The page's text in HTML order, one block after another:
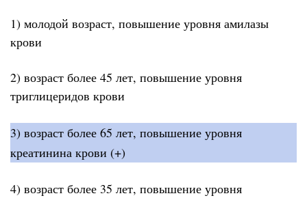
1) молодой возраст, повышение уровня амилазы
крови
2) возраст более 45 лет, повышение уровня
триглицеридов крови
3) возраст более 65 лет, повышение уровня
креатинина крови (+)
4) возраст более 35 лет, повышение уровня